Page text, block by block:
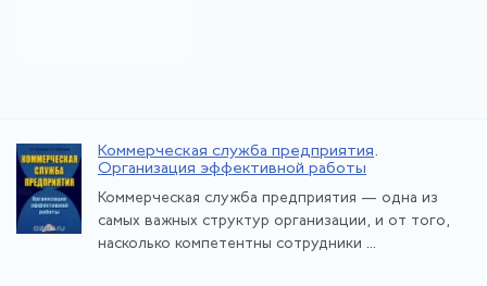
Коммерческая служба предприятия.
Организация эффективной работы
Коммерческая служба предприятия — одна из
самых важных структур организации, и от того,
насколько компетентны сотрудники ...